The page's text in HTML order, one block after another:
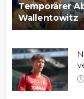
Temporärer
Wallentowitz